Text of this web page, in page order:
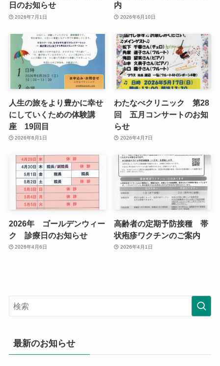
日のお知らせ
2026年7月1日
内
2026年6月10日
人生の旅をより豊かに幸せ
にしていくための体験講
座 19回目
2026年6月1日
わたなべクリニック 第28
回 五月コンサートのお知
らせ
2026年4月7日
2026年 ゴールデンウィー
ク 診療日のお知らせ
2026年4月6日
高齢者の定期予防接種 帯
状疱疹ワクチンのご案内
2026年4月1日
最新のお知らせ